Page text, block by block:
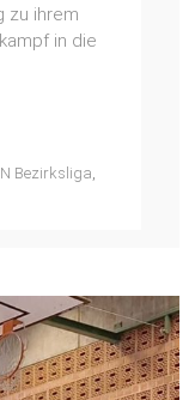
zu ihrem
in die
Bezirksliga